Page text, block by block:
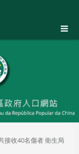
接收40名傷者 衛生局